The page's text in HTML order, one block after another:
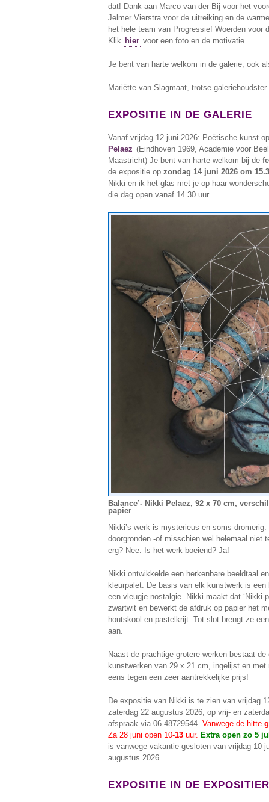
dat! Dank aan Marco van der Bij voor het
Jelmer Vierstra voor de uitreiking en de
het hele team van Progressief Woerden voor
Klik hier voor een foto en de motivatie.
Je bent van harte welkom in de galerie, ook
Mariëtte van Slagmaat, trotse galeriehoudster
EXPOSITIE IN DE GALERIE
Vanaf vrijdag 12 juni 2026: Poëtische kunst
Pelaez (Eindhoven 1969, Academie voor
Maastricht) Je bent van harte welkom bij de
de expositie op zondag 14 juni 2026 om
Nikki en ik het glas met je op haar
die dag open vanaf 14.30 uur.
Balance’- Nikki Pelaez, 92 x 70 cm,
papier
Nikki’s werk is mysterieus en soms
doorgronden -of misschien wel helemaal niet
erg? Nee. Is het werk boeiend? Ja!
Nikki ontwikkelde een herkenbare beeldtaal
kleurpalet. De basis van elk kunstwerk is een
een vleugje nostalgie. Nikki maakt dat ‘Nikki-
zwartwit en bewerkt de afdruk op papier het
houtskool en pastelkrijt. Tot slot brengt ze
aan.
Naast de prachtige grotere werken bestaat
kunstwerken van 29 x 21 cm, ingelijst en
eens tegen een zeer aantrekkelijke prijs!
De expositie van Nikki is te zien van vrijdag
zaterdag 22 augustus 2026, op vrij- en
afspraak via 06-48729544. Vanwege de hitte
Za 28 juni open 10-13 uur. Extra open zo 5
is vanwege vakantie gesloten van vrijdag 10
augustus 2026.
EXPOSITIE IN DE